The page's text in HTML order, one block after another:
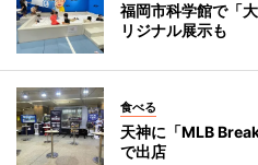
福岡市科学館で「
リジナル展示も
食べる
天神に「MLB
で出店